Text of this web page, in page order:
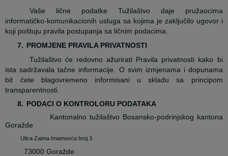
Vaše lične podatke Tužilaštvo daje pružaocima
informatičko-komunikacionih usluga sa kojima je zaključilo ugovor i
koji poštuju pravila postupanja sa ličnim podacima.
7. PROMJENE PRAVILA PRIVATNOSTI
Tužilaštvo će redovno ažurirati Pravila privatnosti kako bi
ista sadržavala tačne informacije. O svim izmjenama i dopunama
bit ćete blagovremeno informisani u skladu sa principom
transparentnosti.
8. PODACI O KONTROLORU PODATAKA
Kantonalno tužilaštvo Bosansko-podrinjskog kantona
Goražde
Zaima Imamovća broj 3
73000 Goražde